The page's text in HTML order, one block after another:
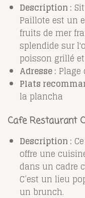
Description :
Paillote est un
fruits de mer
splendide sur
poisson grillé
Adresse : Plage
Plats
la plancha
Cafe Restaurant
Description :
offre une
dans un cadre
C’est un lieu
un brunch.